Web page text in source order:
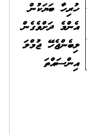
ހުރިހާ ބަޔަކުން
އެންމެ ދަށްވެގެން
ލިބެންޖެހޭ ޖުމްލަ
އިންސައްތަ